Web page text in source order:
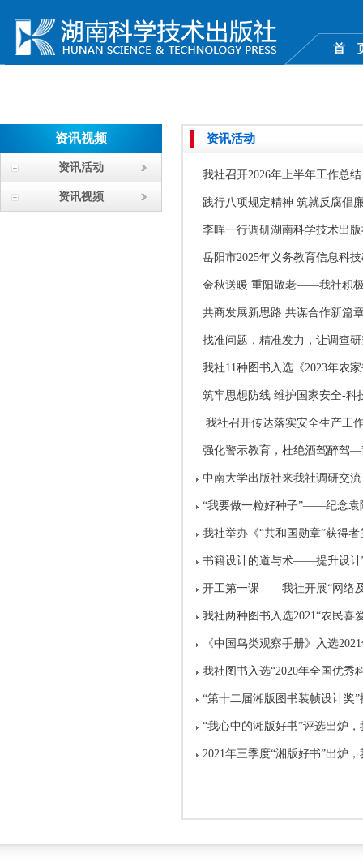
首
资讯视频
资讯活动
资讯视频
资讯活动
我社召开2026年上半年工作总
践行八项规定精神 筑就反腐倡
李晖一行调研湖南科学技术出
岳阳市2025年义务教育信息科
金秋送暖 重阳敬老——我社积
共商发展新思路 共谋合作新篇
找准问题，精准发力，让调查
我社11种图书入选《2023年农
筑牢思想防线 维护国家安全-科
我社召开传达落实安全生产工
强化警示教育，杜绝酒驾醉驾
中南大学出版社来我社调研交流
“我要做一粒好种子”——纪念袁
我社举办《“共和国勋章”获得
书籍设计的道与术——提升设计
开工第一课——我社开展“网络
我社两种图书入选2021“农民喜
《中国鸟类观察手册》入选
我社图书入选“2020年全国优秀
“第十二届湘版图书装帧设计奖
“我心中的湘版好书”评选出炉
2021年三季度“湘版好书”出炉